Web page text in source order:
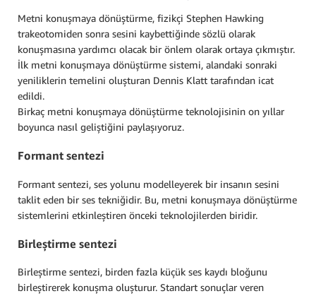
Metni konuşmaya dönüştürme, fizikçi Stephen Hawking
trakeotomiden sonra sesini kaybettiğinde sözlü olarak
konuşmasına yardımcı olacak bir önlem olarak ortaya çıkmıştır.
İlk metni konuşmaya dönüştürme sistemi, alandaki sonraki
yeniliklerin temelini oluşturan Dennis Klatt tarafından icat
edildi.
Birkaç metni konuşmaya dönüştürme teknolojisinin on yıllar
boyunca nasıl geliştiğini paylaşıyoruz.
Formant sentezi
Formant sentezi, ses yolunu modelleyerek bir insanın sesini
taklit eden bir ses tekniğidir. Bu, metni konuşmaya dönüştürme
sistemlerini etkinleştiren önceki teknolojilerden biridir.
Birleştirme sentezi
Birleştirme sentezi, birden fazla küçük ses kaydı bloğunu
birleştirerek konuşma oluşturur. Standart sonuçlar veren